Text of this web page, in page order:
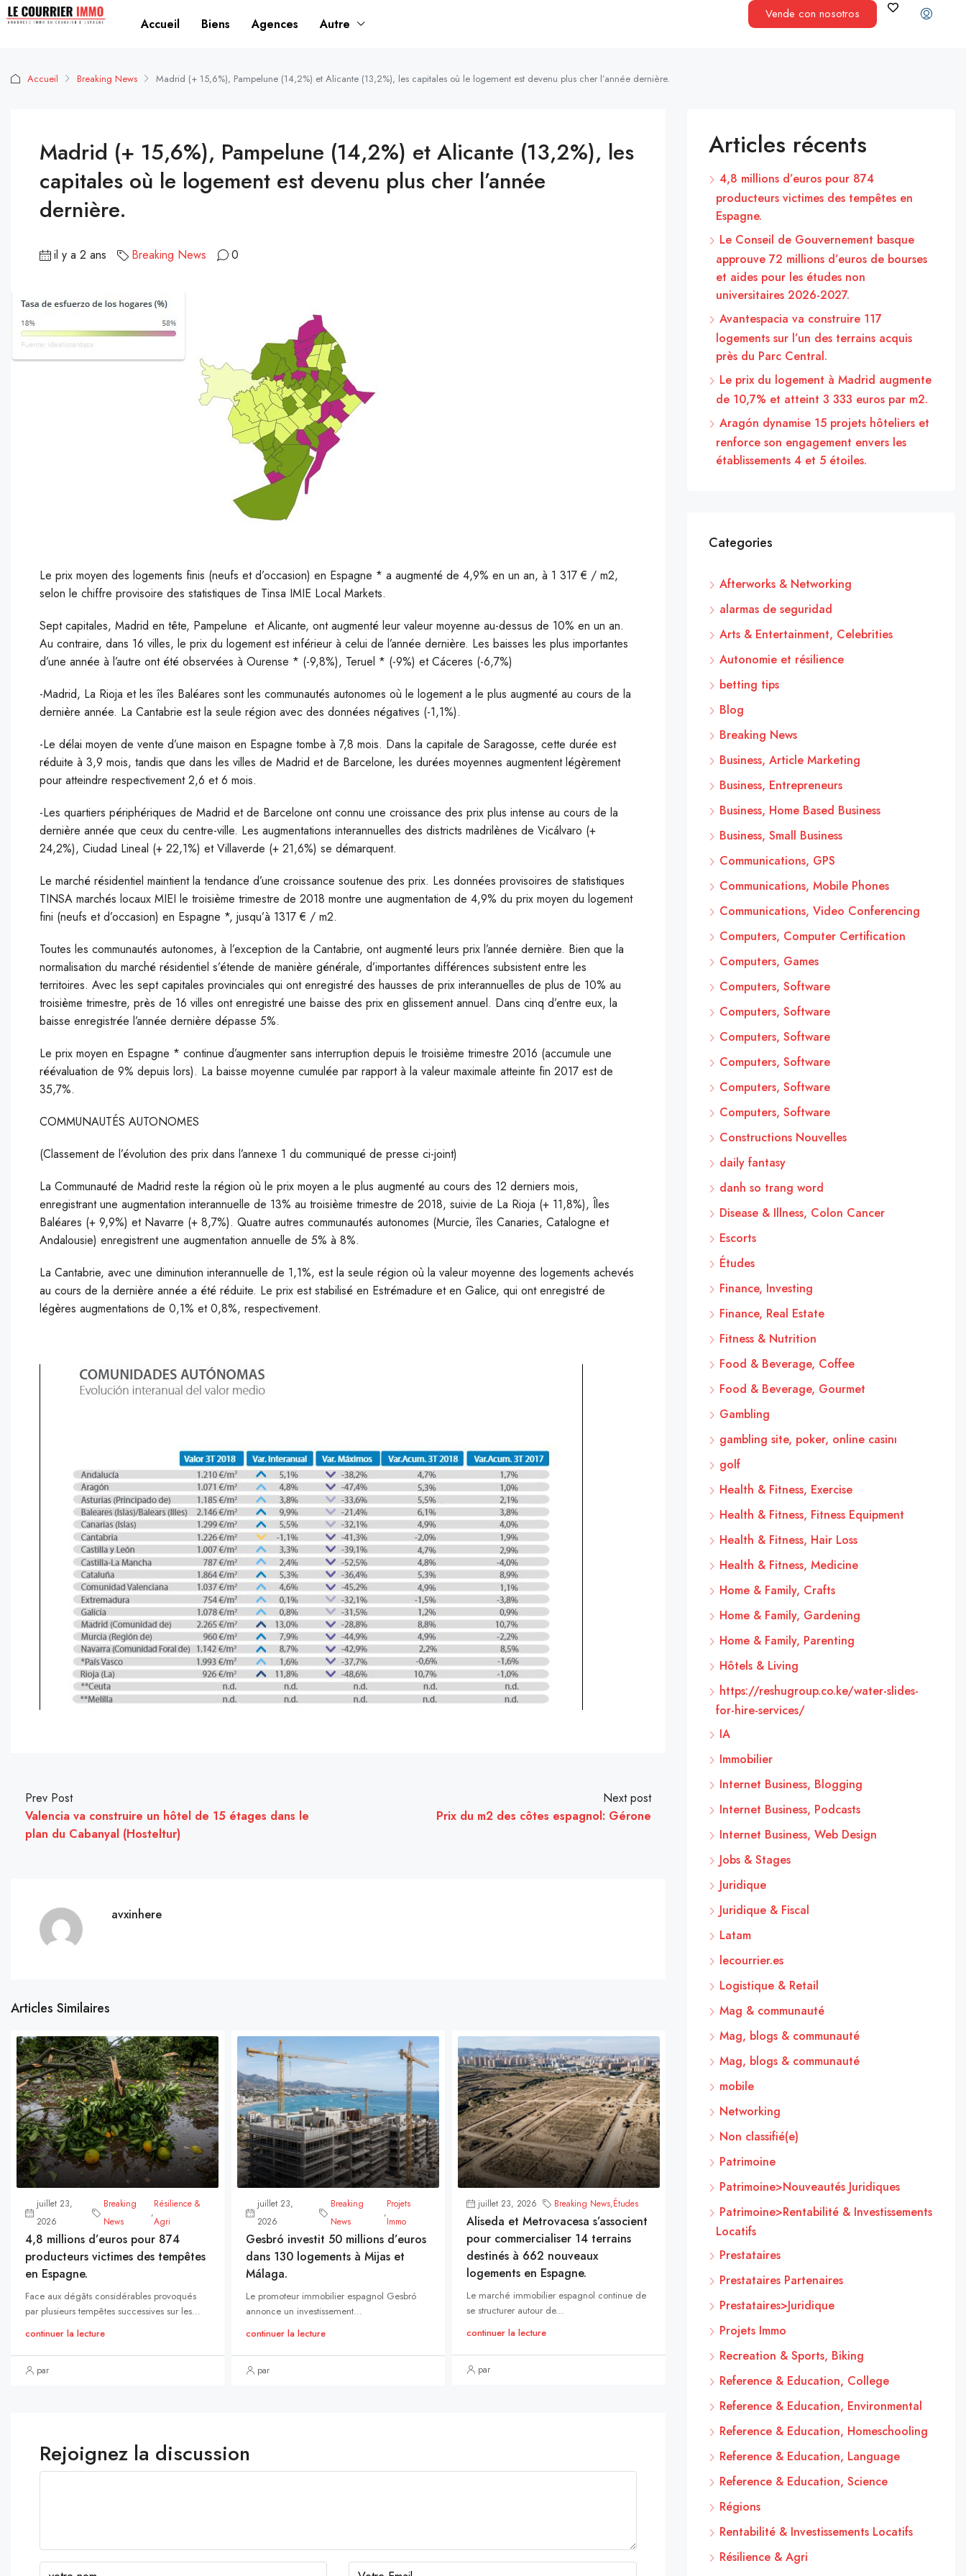
Accueil Biens Agences Autre
Vende con nosotros
Accueil Breaking News Madrid (+ 15,6%), Pampelune (14,2%) et Alicante (13,2%), les capitales où le logement est devenu plus cher l’année dernière.
Madrid (+ 15,6%), Pampelune (14,2%) et Alicante (13,2%), les
capitales où le logement est devenu plus cher l’année
dernière.
il y a 2 ans Breaking News 0
Le prix moyen des logements finis (neufs et d’occasion) en Espagne * a augmenté de 4,9% en un an, à 1 317 € / m2,
selon le chiffre provisoire des statistiques de Tinsa IMIE Local Markets.
Sept capitales, Madrid en tête, Pampelune et Alicante, ont augmenté leur valeur moyenne au-dessus de 10% en un an.
Au contraire, dans 16 villes, le prix du logement est inférieur à celui de l’année dernière. Les baisses les plus importantes
d’une année à l’autre ont été observées à Ourense * (-9,8%), Teruel * (-9%) et Cáceres (-6,7%)
-Madrid, La Rioja et les îles Baléares sont les communautés autonomes où le logement a le plus augmenté au cours de la
dernière année. La Cantabrie est la seule région avec des données négatives (-1,1%).
-Le délai moyen de vente d’une maison en Espagne tombe à 7,8 mois. Dans la capitale de Saragosse, cette durée est
réduite à 3,9 mois, tandis que dans les villes de Madrid et de Barcelone, les durées moyennes augmentent légèrement
pour atteindre respectivement 2,6 et 6 mois.
-Les quartiers périphériques de Madrid et de Barcelone ont connu une croissance des prix plus intense au cours de la
dernière année que ceux du centre-ville. Les augmentations interannuelles des districts madrilènes de Vicálvaro (+
24,2%), Ciudad Lineal (+ 22,1%) et Villaverde (+ 21,6%) se démarquent.
Le marché résidentiel maintient la tendance d’une croissance soutenue des prix. Les données provisoires de statistiques
TINSA marchés locaux MIEI le troisième trimestre de 2018 montre une augmentation de 4,9% du prix moyen du logement
fini (neufs et d’occasion) en Espagne *, jusqu’à 1317 € / m2.
Toutes les communautés autonomes, à l’exception de la Cantabrie, ont augmenté leurs prix l’année dernière. Bien que la
normalisation du marché résidentiel s’étende de manière générale, d’importantes différences subsistent entre les
territoires. Avec les sept capitales provinciales qui ont enregistré des hausses de prix interannuelles de plus de 10% au
troisième trimestre, près de 16 villes ont enregistré une baisse des prix en glissement annuel. Dans cinq d’entre eux, la
baisse enregistrée l’année dernière dépasse 5%.
Le prix moyen en Espagne * continue d’augmenter sans interruption depuis le troisième trimestre 2016 (accumule une
réévaluation de 9% depuis lors). La baisse moyenne cumulée par rapport à la valeur maximale atteinte fin 2017 est de
35,7%.
COMMUNAUTÉS AUTONOMES
(Classement de l’évolution des prix dans l’annexe 1 du communiqué de presse ci-joint)
La Communauté de Madrid reste la région où le prix moyen a le plus augmenté au cours des 12 derniers mois,
enregistrant une augmentation interannuelle de 13% au troisième trimestre de 2018, suivie de La Rioja (+ 11,8%), Îles
Baléares (+ 9,9%) et Navarre (+ 8,7%). Quatre autres communautés autonomes (Murcie, îles Canaries, Catalogne et
Andalousie) enregistrent une augmentation annuelle de 5% à 8%.
La Cantabrie, avec une diminution interannuelle de 1,1%, est la seule région où la valeur moyenne des logements achevés
au cours de la dernière année a été réduite. Le prix est stabilisé en Estrémadure et en Galice, qui ont enregistré de
légères augmentations de 0,1% et 0,8%, respectivement.
Prev Post
Valencia va construire un hôtel de 15 étages dans le
plan du Cabanyal (Hosteltur)
Next post
Prix du m2 des côtes espagnol: Gérone
avxinhere
Articles Similaires
juillet 23,
2026
Breaking
News
,
Résilience &
Agri
4,8 millions d’euros pour 874
producteurs victimes des tempêtes
en Espagne.
Face aux dégâts considérables provoqués
par plusieurs tempêtes successives sur les...
continuer la lecture
par
juillet 23,
2026
Breaking
News
,
Projets
Immo
Gesbró investit 50 millions d’euros
dans 130 logements à Mijas et
Málaga.
Le promoteur immobilier espagnol Gesbró
annonce un investissement...
continuer la lecture
par
juillet 23, 2026 Breaking News,Études
Aliseda et Metrovacesa s’associent
pour commercialiser 14 terrains
destinés à 662 nouveaux
logements en Espagne.
Le marché immobilier espagnol continue de
se structurer autour de...
continuer la lecture
par
Rejoignez la discussion
Articles récents
4,8 millions d’euros pour 874
producteurs victimes des tempêtes en
Espagne.
Le Conseil de Gouvernement basque
approuve 72 millions d’euros de bourses
et aides pour les études non
universitaires 2026-2027.
Avantespacia va construire 117
logements sur l’un des terrains acquis
près du Parc Central.
Le prix du logement à Madrid augmente
de 10,7% et atteint 3 333 euros par m2.
Aragón dynamise 15 projets hôteliers et
renforce son engagement envers les
établissements 4 et 5 étoiles.
Categories
Afterworks & Networking
alarmas de seguridad
Arts & Entertainment, Celebrities
Autonomie et résilience
betting tips
Blog
Breaking News
Business, Article Marketing
Business, Entrepreneurs
Business, Home Based Business
Business, Small Business
Communications, GPS
Communications, Mobile Phones
Communications, Video Conferencing
Computers, Computer Certification
Computers, Games
Computers, Software
Computers, Software
Computers, Software
Computers, Software
Computers, Software
Computers, Software
Constructions Nouvelles
daily fantasy
danh so trang word
Disease & Illness, Colon Cancer
Escorts
Études
Finance, Investing
Finance, Real Estate
Fitness & Nutrition
Food & Beverage, Coffee
Food & Beverage, Gourmet
Gambling
gambling site, poker, online casinı
golf
Health & Fitness, Exercise
Health & Fitness, Fitness Equipment
Health & Fitness, Hair Loss
Health & Fitness, Medicine
Home & Family, Crafts
Home & Family, Gardening
Home & Family, Parenting
Hôtels & Living
https://reshugroup.co.ke/water-slides-
for-hire-services/
IA
Immobilier
Internet Business, Blogging
Internet Business, Podcasts
Internet Business, Web Design
Jobs & Stages
Juridique
Juridique & Fiscal
Latam
lecourrier.es
Logistique & Retail
Mag & communauté
Mag, blogs & communauté
Mag, blogs & communauté
mobile
Networking
Non classifié(e)
Patrimoine
Patrimoine>Nouveautés Juridiques
Patrimoine>Rentabilité & Investissements
Locatifs
Prestataires
Prestataires Partenaires
Prestataires>Juridique
Projets Immo
Recreation & Sports, Biking
Reference & Education, College
Reference & Education, Environmental
Reference & Education, Homeschooling
Reference & Education, Language
Reference & Education, Science
Régions
Rentabilité & Investissements Locatifs
Résilience & Agri